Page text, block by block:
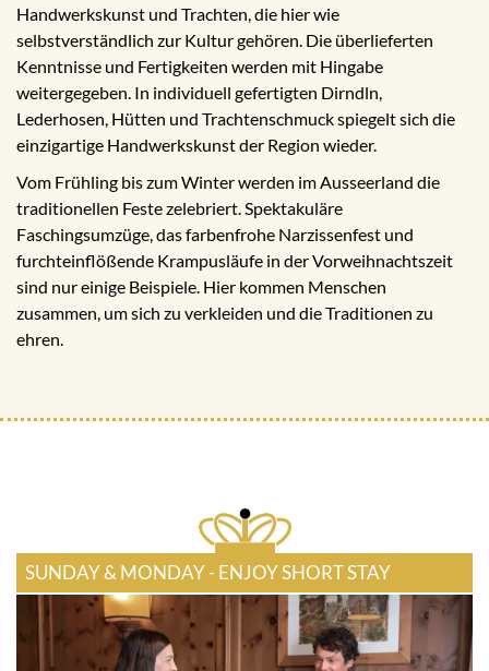
Handwerkskunst und Trachten, die hier wie
selbstverständlich zur Kultur gehören. Die überlieferten
Kenntnisse und Fertigkeiten werden mit Hingabe
weitergegeben. In individuell gefertigten Dirndln,
Lederhosen, Hütten und Trachtenschmuck spiegelt sich die
einzigartige Handwerkskunst der Region wieder.
Vom Frühling bis zum Winter werden im Ausseerland die
traditionellen Feste zelebriert. Spektakuläre
Faschingsumzüge, das farbenfrohe Narzissenfest und
furchteinflößende Krampusläufe in der Vorweihnachtszeit
sind nur einige Beispiele. Hier kommen Menschen
zusammen, um sich zu verkleiden und die Traditionen zu
ehren.
SUNDAY & MONDAY - ENJOY SHORT STAY